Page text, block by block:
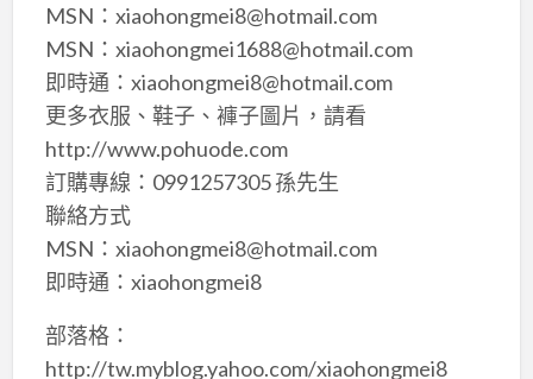
MSN：xiaohongmei8@hotmail.com
MSN：xiaohongmei1688@hotmail.com
即時通：xiaohongmei8@hotmail.com
更多衣服、鞋子、褲子圖片，請看
http://www.pohuode.com
訂購專線：0991257305 孫先生
聯絡方式
MSN：xiaohongmei8@hotmail.com
即時通：xiaohongmei8
部落格：
http://tw.myblog.yahoo.com/xiaohongmei8